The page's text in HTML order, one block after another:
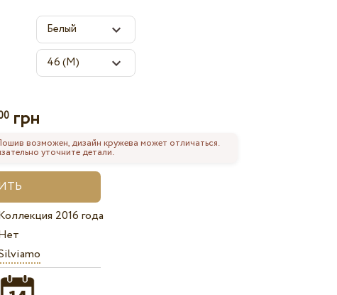
грн
возможен, дизайн кружева может отличаться.
уточните детали.
2016 года